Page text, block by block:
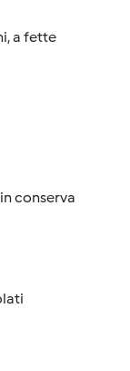
a fette
conserva